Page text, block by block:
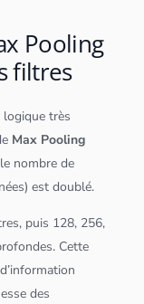
Pooling
filtres
logique très
Max Pooling
nombre de
) est doublé.
puis 128, 256,
Cette
des